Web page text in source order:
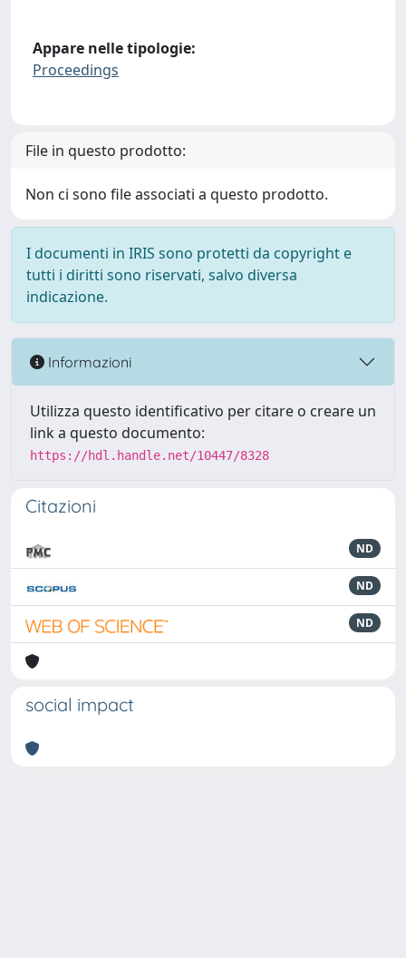
Appare nelle tipologie:
Proceedings
File in questo prodotto:
Non ci sono file associati a questo prodotto.
I documenti in IRIS sono protetti da copyright e
tutti i diritti sono riservati, salvo diversa
indicazione.
Informazioni
Utilizza questo identificativo per citare o creare un
link a questo documento:
https://hdl.handle.net/10447/8328
Citazioni
ND
ND
ND
social impact